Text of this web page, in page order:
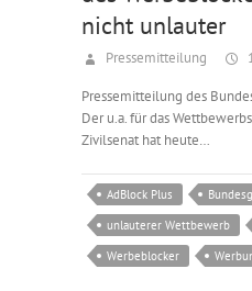
nicht unlauter
Pressemitteilung
Pressemitteilung des
Der u.a. für das
Zivilsenat hat heute…
AdBlock Plus
unlauterer Wettbewerb
Werbeblocker